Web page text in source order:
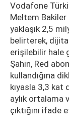
Vodafone
Meltem Bakiler
yaklaşık 2,5
belirterek,
erişilebilir hale
Şahin, Red
kullandığına
kıyasla 3,3
aylık ortalama
çıktığını ifade